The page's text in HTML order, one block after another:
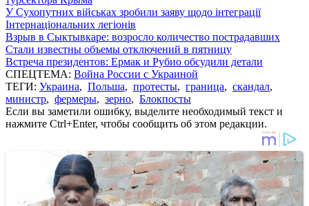
У Сухопутних військах зробили заяву щодо інтеграції
Інтернаціональних легіонів
Взрыв в Сыктывкаре: возросло количество пострадавших
Стали известны объемы отключений в пятницу
Встреча президентов: Ермак и Рубио обсудили детали
СПЕЦТЕМА: Война России с Украиной
ТЕГИ: Украина, Польша, протесты, граница, скандал,
министр, фермеры, зерно, Блокпосты
Если вы заметили ошибку, выделите необходимый текст и
нажмите Ctrl+Enter, чтобы сообщить об этом редакции.